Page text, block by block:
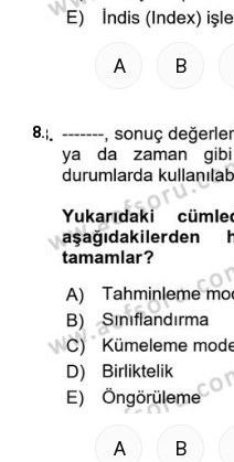
A B
8.
A B